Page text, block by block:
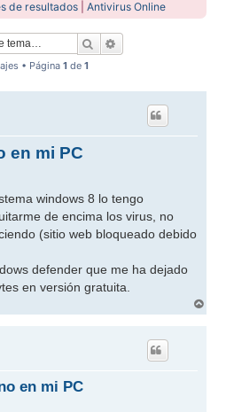
de resultados |Antivirus Online
Buscar
• Página 1 de 1
en mi PC
windows 8 lo tengo
de encima los virus, no
(sitio web bloqueado debido
defender que me ha dejado
en versión gratuita.
r
en mi PC